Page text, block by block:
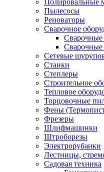
Полировальные
Пылесосы
Реноваторы
Сварочное
Сварочные
Сварочные
Сетевые
Станки
Степлеры
Строительное
Тепловое
Торцовочные
Фены
Фрезеры
Шлифмашинки
Штроборезы
Электрорубанки
Лестницы,
Садовая техника